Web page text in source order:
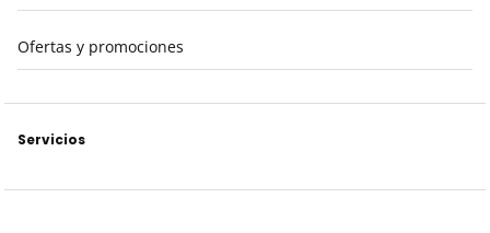
Ofertas y promociones
Servicios